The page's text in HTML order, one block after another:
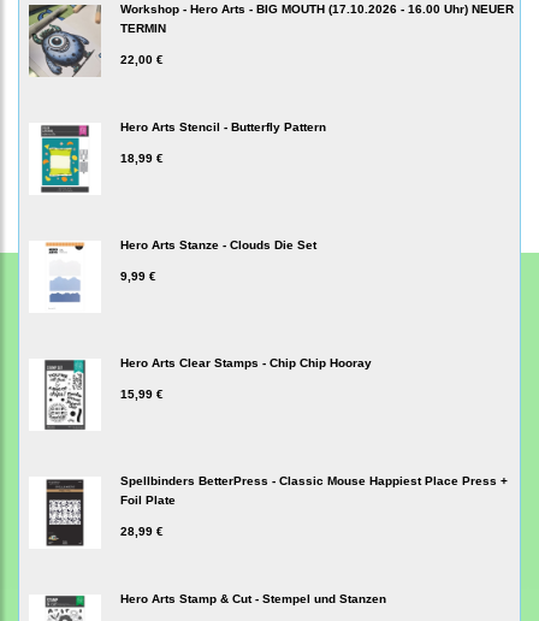
Workshop - Hero Arts - BIG MOUTH (17.10.2026 - 16.00 Uhr) NEUER
TERMIN
22,00 €
Hero Arts Stencil - Butterfly Pattern
18,99 €
Hero Arts Stanze - Clouds Die Set
9,99 €
Hero Arts Clear Stamps - Chip Chip Hooray
15,99 €
Spellbinders BetterPress - Classic Mouse Happiest Place Press +
Foil Plate
28,99 €
Hero Arts Stamp & Cut - Stempel und Stanzen